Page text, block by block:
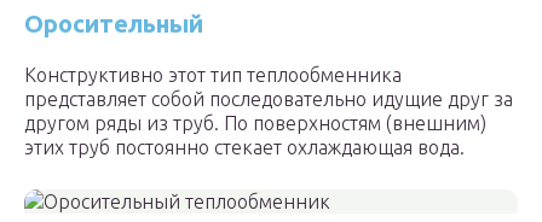
Оросительный
Конструктивно этот тип теплообменника
представляет собой последовательно идущие друг за
другом ряды из труб. По поверхностям (внешним)
этих труб постоянно стекает охлаждающая вода.